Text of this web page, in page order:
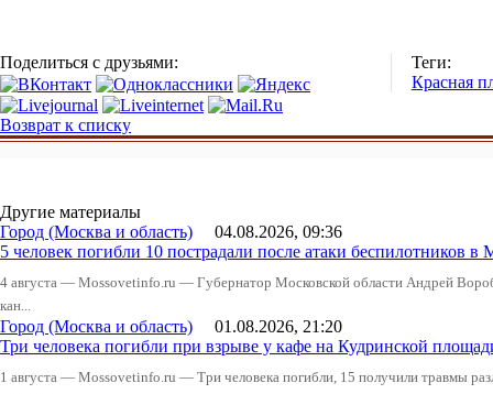
Поделиться с друзьями:
Теги:
Красная
Возврат к списку
Другие материалы
Город (Москва и область) 04.08.2026, 09:36
5 человек погибли 10 пострадали после атаки беспилотников в
4 августа — Mossovetinfo.ru — Губернатор Московской области Андрей
кан...
Город (Москва и область) 01.08.2026, 21:20
Три человека погибли при взрыве у кафе на Кудринской
1 августа — Mossovetinfo.ru — Три человека погибли, 15 получили травмы